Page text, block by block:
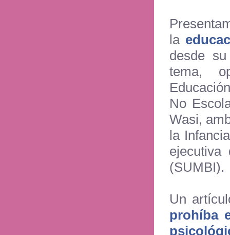
la
desde
tema,
No
Wasi,
la
ejecutiva
(SUMBI).
Un
prohíba